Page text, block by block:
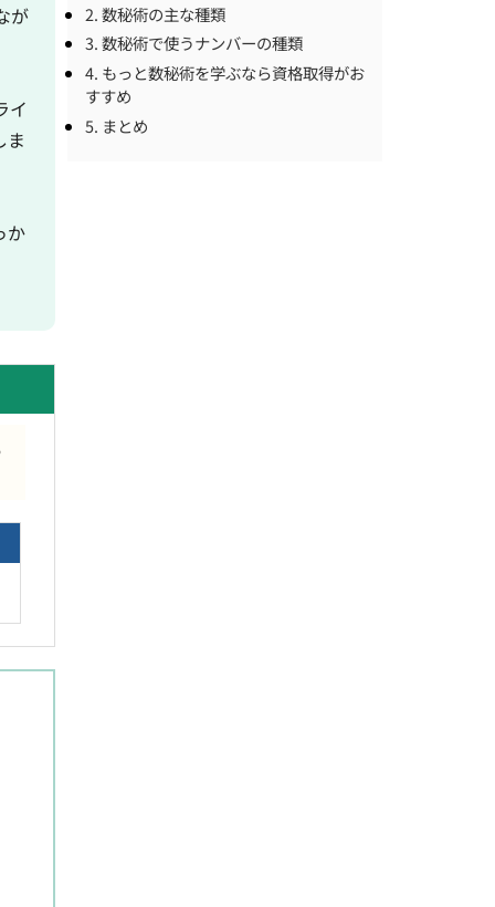
が
イ
ま
か
2. 数秘術の主な種類
3. 数秘術で使うナンバーの種類
4. もっと数秘術を学ぶなら資格取得がお
すすめ
5. まとめ